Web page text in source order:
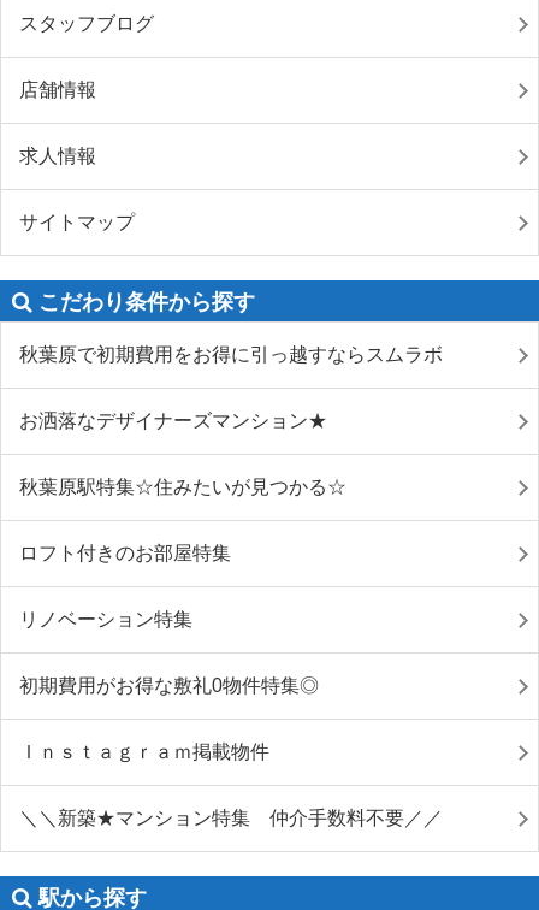
スタッフブログ
店舗情報
求人情報
サイトマップ
こだわり条件から探す
秋葉原で初期費用をお得に引っ越すならスムラボ
お洒落なデザイナーズマンション★
秋葉原駅特集☆住みたいが見つかる☆
ロフト付きのお部屋特集
リノベーション特集
初期費用がお得な敷礼0物件特集◎
Ｉｎｓｔａｇｒａｍ掲載物件
＼＼新築★マンション特集 仲介手数料不要／／
駅から探す